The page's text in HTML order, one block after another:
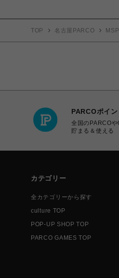
TOP 名古屋PARCO
PARCOポイン
全国のPARCO
貯まる＆使える
カテゴリー
全カテゴリーから探す
culture TOP
POP-UP SHOP TOP
PARCO GAMES TOP